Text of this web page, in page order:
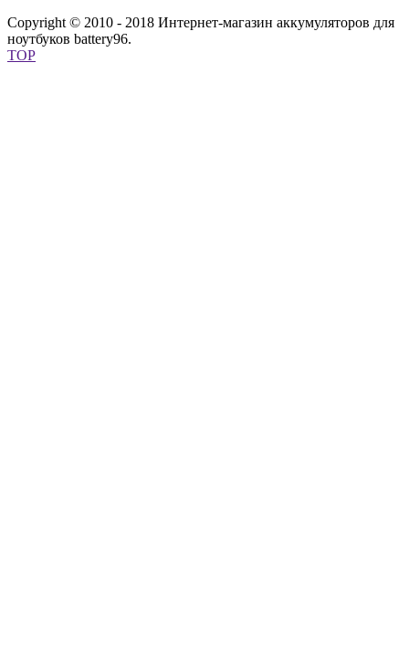
Copyright © 2010 - 2018 Интернет-магазин аккумуляторов для
ноутбуков battery96.
TOP